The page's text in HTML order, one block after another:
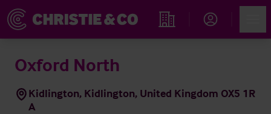
Immobiliensuche
Oxford North
Kidlington, Kidlington, United Kingdom OX5 1R
A